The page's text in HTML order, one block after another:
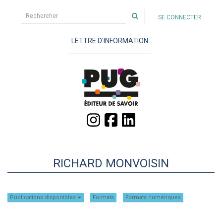
sur
site
SE CONNECTER
LETTRE D'INFORMATION
RICHARD MONVOISIN
Publications disponibles Formats Formats numériques